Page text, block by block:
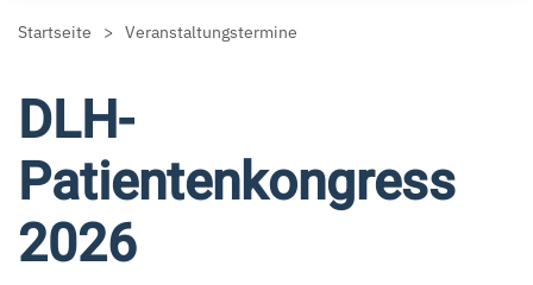
Startseite Veranstaltungstermine
DLH-
Patientenkongress
2026